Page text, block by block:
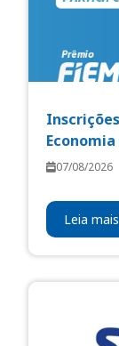
07/08/2026
Leia mais